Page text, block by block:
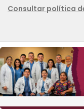
Consultar política